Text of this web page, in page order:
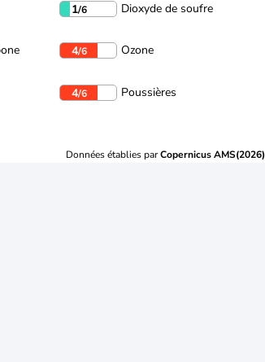
1/6 Dioxyde de soufre
4/6 Ozone
4/6 Poussières
Données établies parCopernicus AMS(2026)